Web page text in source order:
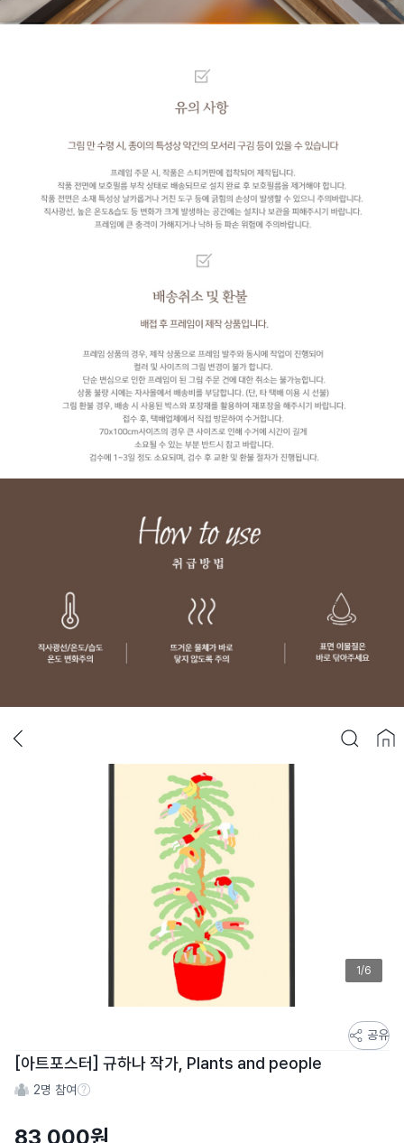
1/6
토
어
스
리
공유
[아트포스터] 규하나 작가, Plants and people
2명 참여참여 수 정보
83,000원